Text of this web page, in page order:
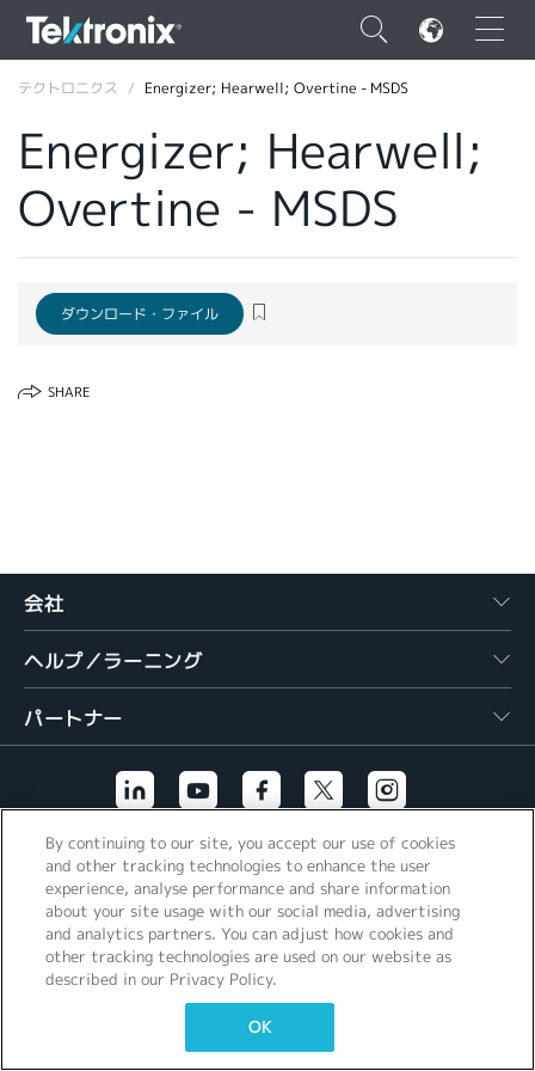
×
ENGLISH
DEUTSCH
テクトロニクス Energizer; Hearwell; Overtine - MSDS
Energizer; Hearwell;
Overtine - MSDS
ダウンロード・ファイル
SHARE
会社
ヘルプ／ラーニング
パートナー
その他のリンク
By continuing to our site, you accept our use of cookies
and other tracking technologies to enhance the user
experience, analyse performance and share information
about your site usage with our social media, advertising
and analytics partners. You can adjust how cookies and
other tracking technologies are used on our website as
described in our Privacy Policy.
OK